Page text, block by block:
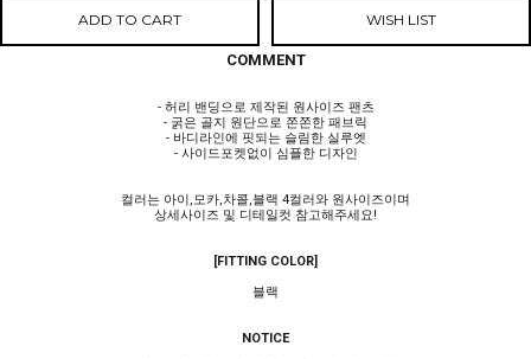
ADD TO CART WISH LIST
COMMENT
- 허리 밴딩으로 제작된 원사이즈 팬츠
- 굵은 골지 원단으로 쫀쫀한 패브릭
- 바디라인에 핏되는 슬림한 실루엣
- 사이드포켓없이 심플한 디자인
컬러는 아이,모카,차콜,블랙 4컬러와 원사이즈이며
상세사이즈 및 디테일컷 참고해주세요!
[FITTING COLOR]
블랙
NOTICE